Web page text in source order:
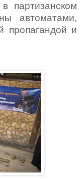
партизанском
автоматами,
пропагандой и